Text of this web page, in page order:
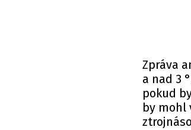
Zpráva
a nad 3
pokud
by mohl